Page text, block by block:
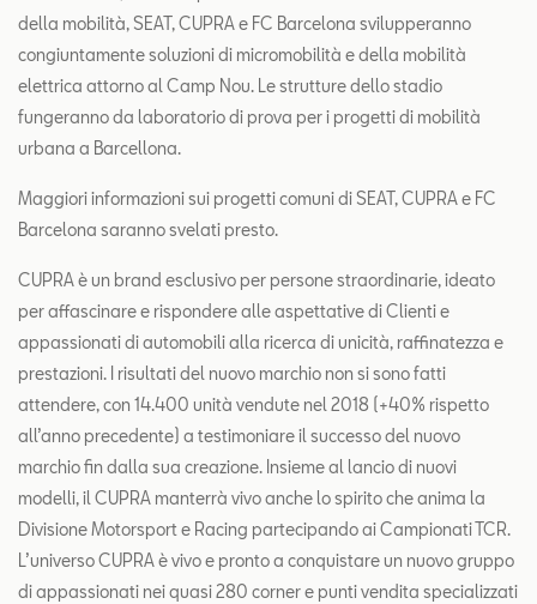
della mobilità, SEAT, CUPRA e FC Barcelona svilupperanno
congiuntamente soluzioni di micromobilità e della mobilità
elettrica attorno al Camp Nou. Le strutture dello stadio
fungeranno da laboratorio di prova per i progetti di mobilità
urbana a Barcellona.
Maggiori informazioni sui progetti comuni di SEAT, CUPRA e FC
Barcelona saranno svelati presto.
CUPRA è un brand esclusivo per persone straordinarie, ideato
per affascinare e rispondere alle aspettative di Clienti e
appassionati di automobili alla ricerca di unicità, raffinatezza e
prestazioni. I risultati del nuovo marchio non si sono fatti
attendere, con 14.400 unità vendute nel 2018 (+40% rispetto
all’anno precedente) a testimoniare il successo del nuovo
marchio fin dalla sua creazione. Insieme al lancio di nuovi
modelli, il CUPRA manterrà vivo anche lo spirito che anima la
Divisione Motorsport e Racing partecipando ai Campionati TCR.
L’universo CUPRA è vivo e pronto a conquistare un nuovo gruppo
di appassionati nei quasi 280 corner e punti vendita specializzati